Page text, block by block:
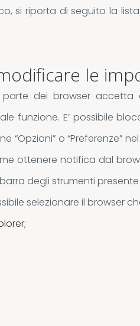
si riporta di seguito la
le
dei browser accetta
funzione. E’ possibile
“Opzioni” o
ottenere notifica dal
barra degli strumenti
selezionare il browser
;